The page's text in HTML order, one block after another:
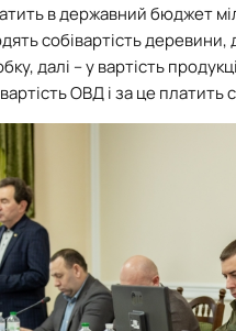
в державний бюджет
собівартість деревини,
далі – у вартість
ОВД і за це платить